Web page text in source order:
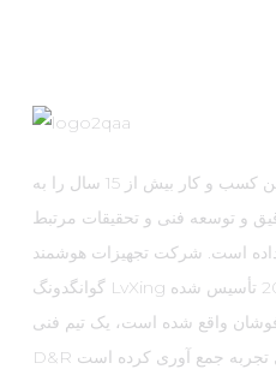
بنیانگذار این کسب و کار بیش از 15 سال را به
و توسعه فنی و تحقیقات مرتبط
است. شرکت تجهیزات هوشمند
گوانگدونگ LvXing که در سال 2015 تأسیس شده
واقع شده است، یک تیم فنی